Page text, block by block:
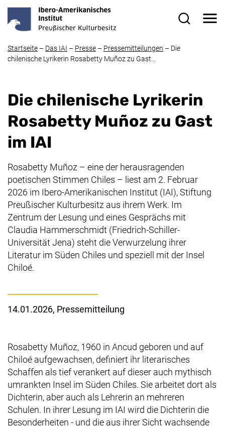
Startseite – Das IAI – Presse – Pressemitteilungen – Die
chilenische Lyrikerin Rosabetty Muñozzu Gast…
Die chilenische Lyrikerin
Rosabetty Muñoz zu Gast
im IAI
Rosabetty Muñoz – eine der herausragenden
poetischen Stimmen Chiles – liest am 2. Februar
2026 im Ibero-Amerikanischen Institut (IAI), Stiftung
Preußischer Kulturbesitz aus ihrem Werk. Im
Zentrum der Lesung und eines Gesprächs mit
Claudia Hammerschmidt (Friedrich-Schiller-
Universität Jena) steht die Verwurzelung ihrer
Literatur im Süden Chiles und speziell mit der Insel
Chiloé.
14.01.2026, Pressemitteilung
Rosabetty Muñoz, 1960 in Ancud geboren und auf
Chiloé aufgewachsen, definiert ihr literarisches
Schaffen als tief verankert auf dieser auch mythisch
umrankten Insel im Süden Chiles. Sie arbeitet dort als
Dichterin, aber auch als Lehrerin an mehreren
Schulen. In ihrer Lesung im IAI wird die Dichterin die
Besonderheiten - und die aus ihrer Sicht wachsende